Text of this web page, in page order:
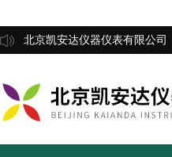
北京凯安达仪器仪表有限公司